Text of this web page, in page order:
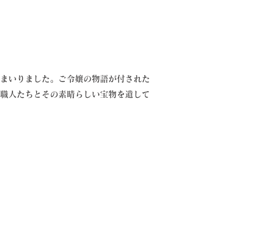
いりました。
ご令嬢の物語が付された
人たちとその素晴らしい宝物を遺して